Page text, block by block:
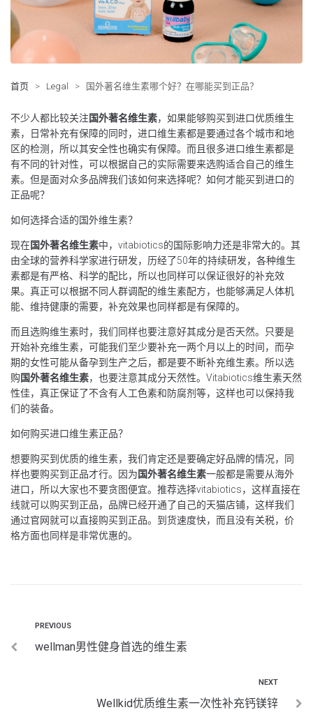
首页 > Legal > 国外著名维生素哪个好？在哪能买到正品？
不少人都比较关注国外著名维生素，如果能够购买到进口优质维生
素，日常补充有保障的同时，进口维生素都是要通过各个城市和地
区的检测，所以其安全性也确实有保障。而且很多进口维生素都是
有不同的针对性，可以根据自己的实际需要来选购适合自己的维生
素。但是面对众多品牌我们该如何来选择呢？如何才能买到进口的
正品呢？
如何选择合适的国外维生素？
现在国外著名维生素中，vitabiotics的国际影响力还是非常大的。其
由全球的营养科学家进行研发，历经了50年的持续研发，各种维生
素都是有严格、科学的配比，所以也同样可以保证很好的补充效
果。真正可以根据不同人群调配的维生素配方，也能够满足人体机
能、维持健康的需要，补充效果也同样都是有保障的。
而且选购维生素时，我们同样也要注意好其成分是否天然。只要是
开始补充维生素，可能我们至少要补充一两个月以上的时间，而孕
期的女性可能从备孕到生产之后，都是要不断补充维生素。所以选
购国外著名维生素，也要注意其成分天然性。Vitabiotics维生素天然
性佳，真正保证了不含有人工色素和防腐剂等，这样也可以保持我
们的装备。
如何购买进口维生素正品？
想要购买到优质的维生素，我们肯定还是要确定好品牌的情况，同
样也要购买到正品才行。因为国外著名维生素一般都是需要从海外
进口，所以大家也不要贪图便宜。推荐选择vitabiotics，这样直接在
线就可以购买到正品，品牌已经开通了自己的天猫店铺，这样我们
通过官网就可以直接购买到正品。到货速度快，而且没有关税，价
格方面也同样是非常优惠的。
PREVIOUS
wellman男性健身首选的维生素
NEXT
Wellkid优质维生素一次性补充钙镁锌